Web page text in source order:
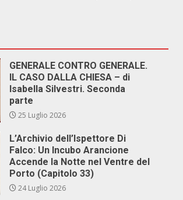
GENERALE CONTRO GENERALE.
IL CASO DALLA CHIESA – di
Isabella Silvestri. Seconda
parte
25 Luglio 2026
L’Archivio dell’Ispettore Di
Falco: Un Incubo Arancione
Accende la Notte nel Ventre del
Porto (Capitolo 33)
24 Luglio 2026